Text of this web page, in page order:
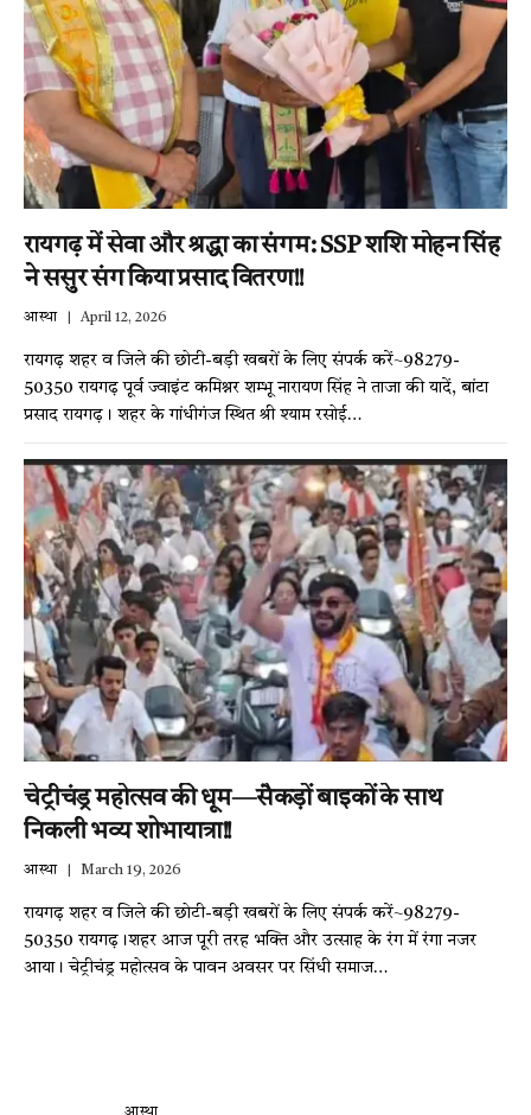
रायगढ़ में सेवा और श्रद्धा का संगम: SSP शशि मोहन सिंह
ने ससुर संग किया प्रसाद वितरण!!
आस्था April 12, 2026
रायगढ़ शहर व जिले की छोटी-बड़ी खबरों के लिए संपर्क करें~98279-
50350 रायगढ़ पूर्व ज्वाइंट कमिश्नर शम्भू नारायण सिंह ने ताजा की यादें, बांटा
प्रसाद रायगढ़। शहर के गांधीगंज स्थित श्री श्याम रसोई…
चेट्रीचंड्र महोत्सव की धूम—सैकड़ों बाइकों के साथ
निकली भव्य शोभायात्रा!!
आस्था March 19, 2026
रायगढ़ शहर व जिले की छोटी-बड़ी खबरों के लिए संपर्क करें~98279-
50350 रायगढ़।शहर आज पूरी तरह भक्ति और उत्साह के रंग में रंगा नजर
आया। चेट्रीचंड्र महोत्सव के पावन अवसर पर सिंधी समाज…